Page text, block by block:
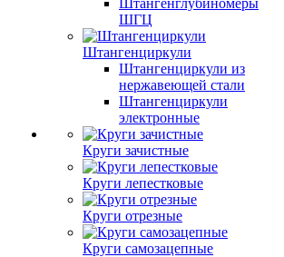
Штангенглубиномеры
ШГЦ
Штангенциркули
Штангенциркули из
нержавеющей стали
Штангенциркули
электронные
Круги зачистные
Круги лепестковые
Круги отрезные
Круги самозацепные